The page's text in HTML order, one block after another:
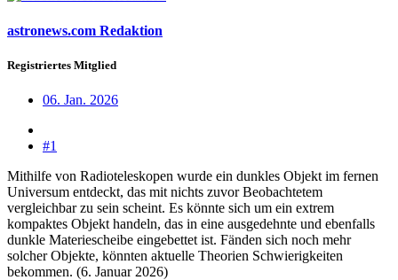
astronews.com Redaktion
Registriertes Mitglied
06. Jan. 2026
#1
Mithilfe von Radioteleskopen wurde ein dunkles Objekt im fernen
Universum entdeckt, das mit nichts zuvor Beobachtetem
vergleichbar zu sein scheint. Es könnte sich um ein extrem
kompaktes Objekt handeln, das in eine ausgedehnte und ebenfalls
dunkle Materiescheibe eingebettet ist. Fänden sich noch mehr
solcher Objekte, könnten aktuelle Theorien Schwierigkeiten
bekommen. (6. Januar 2026)